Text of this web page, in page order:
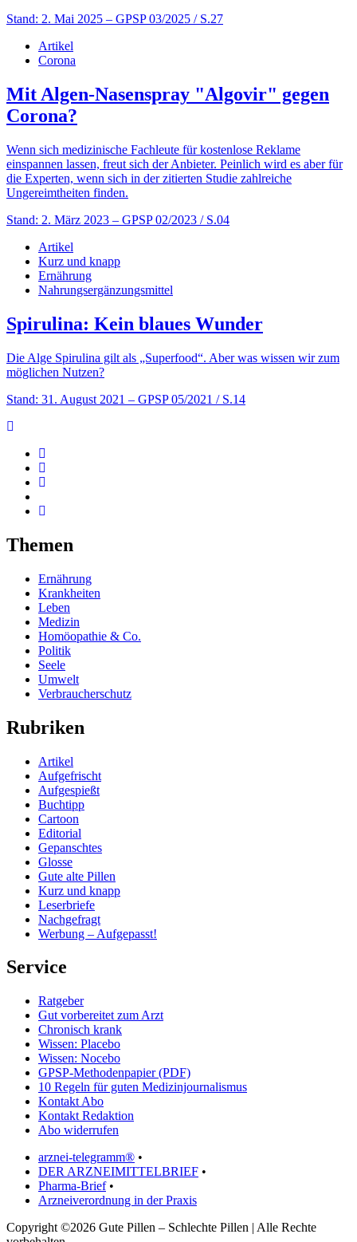
Stand: 2. Mai 2025 – GPSP 03/2025 / S.27
Artikel
Corona
Mit Algen-Nasenspray "Algovir" gegen
Corona?
Wenn sich medizinische Fachleute für kostenlose Reklame
einspannen lassen, freut sich der Anbieter. Peinlich wird es aber für
die Experten, wenn sich in der zitierten Studie zahlreiche
Ungereimtheiten finden.
Stand: 2. März 2023 – GPSP 02/2023 / S.04
Artikel
Kurz und knapp
Ernährung
Nahrungsergänzungsmittel
Spirulina: Kein blaues Wunder
Die Alge Spirulina gilt als „Superfood“. Aber was wissen wir zum
möglichen Nutzen?
Stand: 31. August 2021 – GPSP 05/2021 / S.14
Themen
Ernährung
Krankheiten
Leben
Medizin
Homöopathie & Co.
Politik
Seele
Umwelt
Verbraucherschutz
Rubriken
Artikel
Aufgefrischt
Aufgespießt
Buchtipp
Cartoon
Editorial
Gepanschtes
Glosse
Gute alte Pillen
Kurz und knapp
Leserbriefe
Nachgefragt
Werbung – Aufgepasst!
Service
Ratgeber
Gut vorbereitet zum Arzt
Chronisch krank
Wissen: Placebo
Wissen: Nocebo
GPSP-Methodenpapier (PDF)
10 Regeln für guten Medizinjournalismus
Kontakt Abo
Kontakt Redaktion
Abo widerrufen
arznei-telegramm® •
DER ARZNEIMITTELBRIEF •
Pharma-Brief•
Arzneiverordnung in der Praxis
Copyright ©2026 Gute Pillen – Schlechte Pillen | Alle Rechte